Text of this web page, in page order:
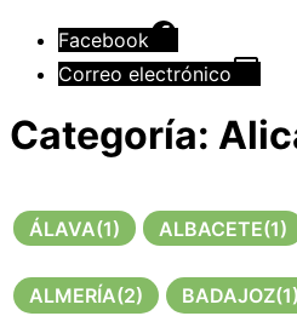
Facebook
Correo electrónico
Categoría:
ÁLAVA(1) ALBACETE(1)
ALMERÍA(2) BADAJOZ(1)